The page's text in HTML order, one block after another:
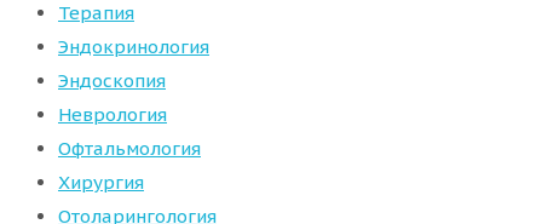
Терапия
Эндокринология
Эндоскопия
Неврология
Офтальмология
Хирургия
Отоларингология